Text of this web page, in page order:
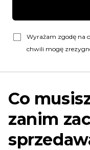
Wyrażam zgodę na
chwili mogę
Co
zanim